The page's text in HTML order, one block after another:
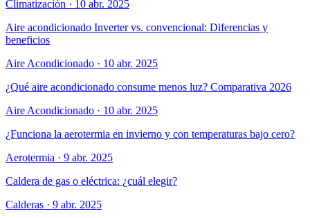
Climatización · 10 abr. 2025
Aire acondicionado Inverter vs. convencional: Diferencias y
beneficios
Aire Acondicionado · 10 abr. 2025
¿Qué aire acondicionado consume menos luz? Comparativa 2026
Aire Acondicionado · 10 abr. 2025
¿Funciona la aerotermia en invierno y con temperaturas bajo cero?
Aerotermia · 9 abr. 2025
Caldera de gas o eléctrica: ¿cuál elegir?
Calderas · 9 abr. 2025